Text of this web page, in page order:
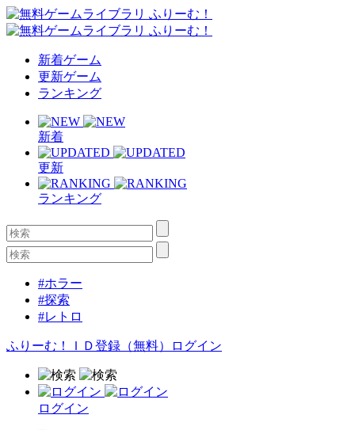
新着ゲーム
更新ゲーム
ランキング
新着
更新
ランキング
#ホラー
#探索
#レトロ
ふりーむ！ＩＤ登録（無料） ログイン
ログイン